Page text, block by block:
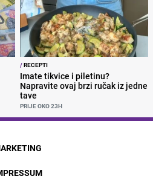
/RECEPTI
Imate tikvice i piletinu?
Napravite ovaj brzi ručak iz jedne
tave
PRIJE OKO 23H